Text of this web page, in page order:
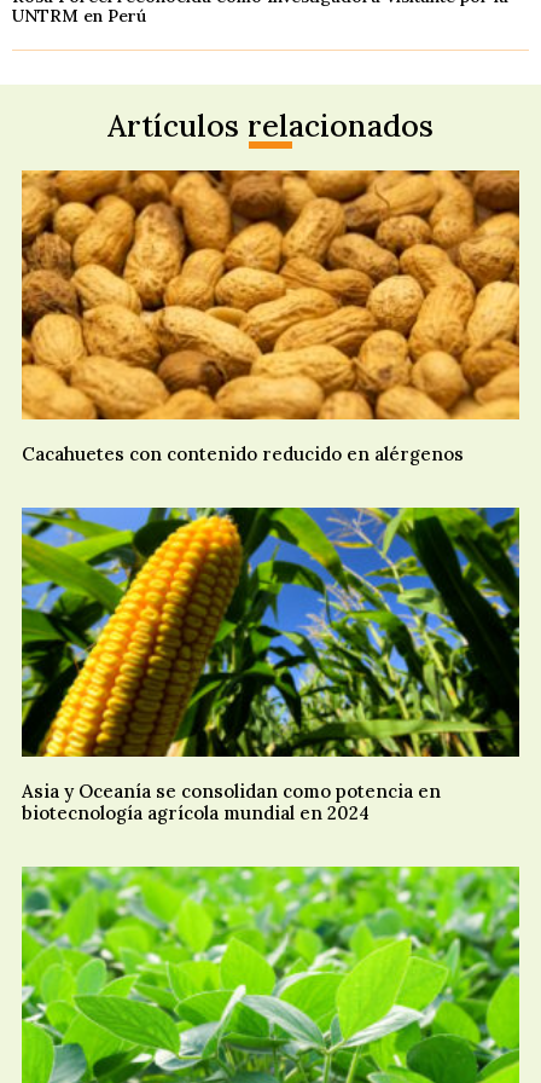
UNTRM en Perú
Artículos relacionados
Cacahuetes con contenido reducido en alérgenos
Asia y Oceanía se consolidan como potencia en
biotecnología agrícola mundial en 2024